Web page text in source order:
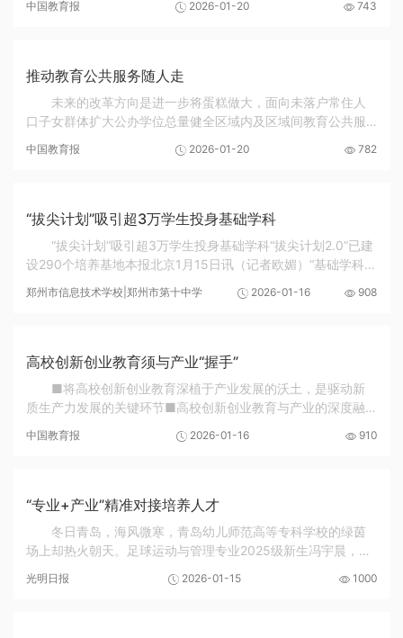
什么样的？学校如何整体统筹布置寒假作业，从...
中国教育报 2026-01-20 743
推动教育公共服务随人走
未来的改革方向是进一步将蛋糕做大，面向未落户常住人
口子女群体扩大公办学位总量健全区域内及区域间教育公共服
策支撑和要素保障体系近日，国务院召开常务会...
中国教育报 2026-01-20 782
“拔尖计划”吸引超3万学生投身基础学科
“拔尖计划”吸引超3万学生投身基础学科“拔尖计划2.0”已建
设290个培养基地本报北京1月15日讯（记者欧媚）“基础学科拔
尖学生培养计划2.0”基地建设工作交流会今天在清华大学举行。
记者从会上获悉，“拔尖计划”自2...
郑州市信息技术学校|郑州市第十中学 2026-01-16 908
高校创新创业教育须与产业“握手”
■将高校创新创业教育深植于产业发展的沃土，是驱动新
质生产力发展的关键环节■高校创新创业教育与产业的深度融
出，“完善高校科技成果转化网络体系，探索关...
中国教育报 2026-01-16 910
“专业+产业”精准对接培养人才
冬日青岛，海风微寒，青岛幼儿师范高等专科学校的绿茵
场上却热火朝天。足球运动与管理专业2025级新生冯宇晨，正
谁能想到，就在几个月前，他还是个初入大学校...
光明日报 2026-01-15 1000